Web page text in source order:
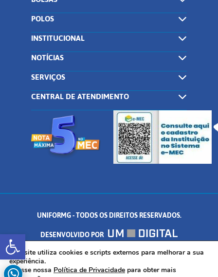
Abrir a barra de ferramentas
POLOS
INSTITUCIONAL
NOTÍCIAS
SERVIÇOS
CENTRAL DE ATENDIMENTO
UNIFORMG - TODOS OS DIREITOS RESERVADOS.
DESENVOLVIDO POR
AV. DR. ARNALDO DE SENNA, 328 - PALMEIRAS, FORMIGA/MG - CEP:
35.574.530
Este site utiliza cookies e scripts externos para melhorar a sua
experiência.
Acesse nossa Política de Privacidade para obter mais